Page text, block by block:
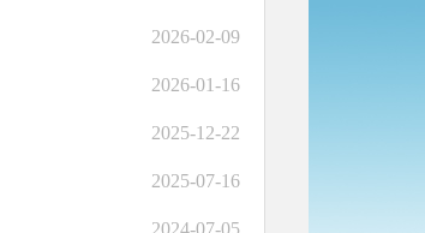
2026-02-09
2026-01-16
2025-12-22
2025-07-16
2024-07-05